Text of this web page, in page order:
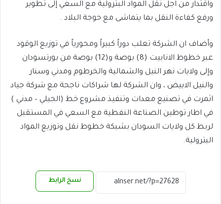
واقتدار من اجل نقل المواد البترولية مع السعي إلى تطوير
ورفع كفاءة النقل بما يتماشى مع حوجة البلاد .
وأضاف ان الشركة تعلب دوراً كبيراً ومحورياً في توزيع الوقود
عبر خطوط الانابيت (8) بوصة و(12) بوصة من بورتسودان
وإلى ولايات نهر النيل والشمالية والخرطوم ومدني وسنار
والنيل الابيض ، وان الشركة لها شراكات ناجحة مع شركة جياد
اثمرت في تصنيع معدات وتنفيذ مشروع خط (الجيلي – مدني )
في اطار توطين الصناعة النفطية مع السعي في المستقبل
لربط كل ولايات السودان بشبكة خطوط نقل وتوزيع المواد
البترولية.
نسخ الرابط